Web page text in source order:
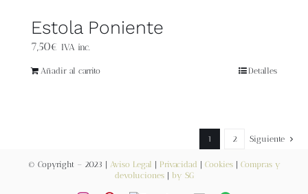
Videos
Newsletter
Estola Poniente
7,50€ IVA inc.
Añadir al carrito Detalles
1 2 Siguiente
© Copyright – 2023 | Aviso Legal Privacidad Cookies| Compras y
devoluciones| by SG